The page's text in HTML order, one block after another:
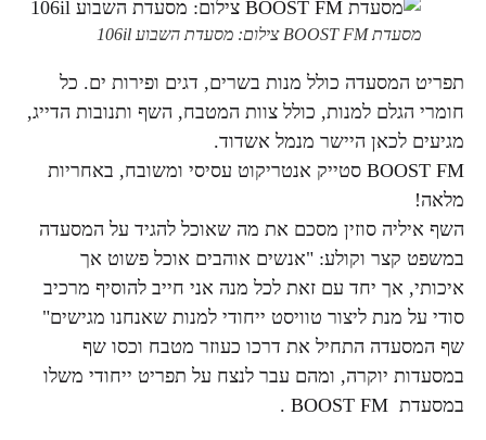
מסעדת BOOST FM צילום: מסעדת השבוע 106il
תפריט המסעדה כולל מנות בשרים, דגים ופירות ים. כל
חומרי הגלם למנות, כולל צוות המטבח, השף ותנובות הדייג,
מגיעים לכאן היישר מנמל אשדוד.
BOOST FM סטייק אנטריקוט עסיסי ומשובח, באחריות
מלאה!
השף איליה סוזין מסכם את מה שאוכל להגיד על המסעדה
במשפט קצר וקולע: "אנשים אוהבים אוכל פשוט אך
איכותי, אך יחד עם זאת לכל מנה אני חייב להוסיף מרכיב
סודי על מנת ליצור טוויסט ייחודי למנות שאנחנו מגישים"
שף המסעדה התחיל את דרכו כעוזר מטבח וכסו שף
במסעדות יוקרה, ומהם עבר לנצח על תפריט ייחודי משלו
במסעדת BOOST FM .